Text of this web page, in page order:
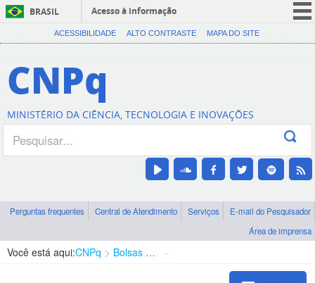
BRASIL
Acesso à informação
CORONAVÍRUS (COVID-19)
Canais
ACESSIBILIDADE ALTO CONTRASTE MAPA DO SITE
CNPq
MINISTÉRIO DA CIÊNCIA, TECNOLOGIA E INOVAÇÕES
Perguntas frequentes Central de Atendimento Serviços
E-mail do Pesquisador
Área de imprensa
Você está aqui:CNPq Bolsas e Auxílios Vigentes